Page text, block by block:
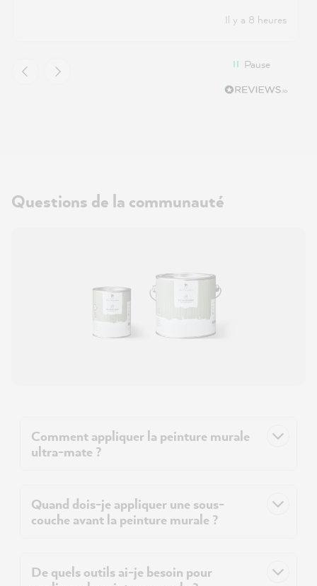
Il y a 8 heures
Pause
Questions de la communauté
Comment appliquer la peinture murale
ultra-mate ?
Quand dois-je appliquer une sous-
couche avant la peinture murale ?
De quels outils ai-je besoin pour